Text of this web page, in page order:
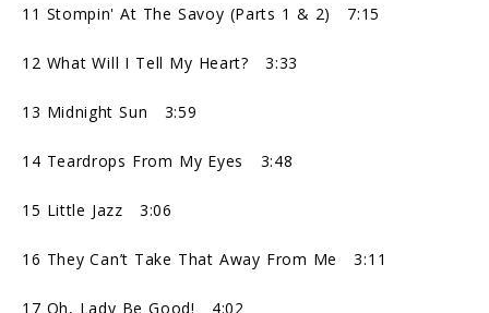
11 Stompin' At The Savoy (Parts 1 & 2) 7:15
12 What Will I Tell My Heart? 3:33
13 Midnight Sun 3:59
14 Teardrops From My Eyes 3:48
15 Little Jazz 3:06
16 They Can’t Take That Away From Me 3:11
17 Oh, Lady Be Good! 4:02